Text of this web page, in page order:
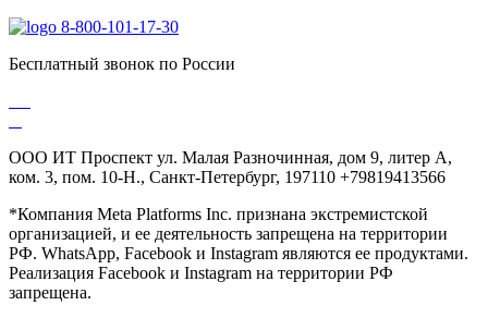
8-800-101-17-30
Бесплатный звонок по России
ООО ИТ Проспект ул. Малая Разночинная, дом 9, литер А,
ком. 3, пом. 10-Н., Санкт-Петербург, 197110 +79819413566
*Компания Meta Platforms Inc. признана экстремистской
организацией, и ее деятельность запрещена на территории
РФ. WhatsApp, Facebook и Instagram являются ее продуктами.
Реализация Facebook и Instagram на территории РФ
запрещена.